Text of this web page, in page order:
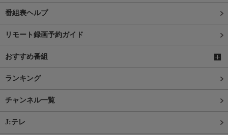
番組表ヘルプ
リモート録画予約ガイド
おすすめ番組
ランキング
チャンネル一覧
J:テレ